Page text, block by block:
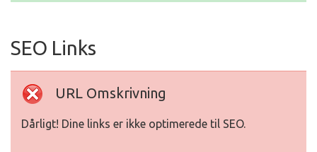
SEO Links
URL Omskrivning
Dårligt! Dine links er ikke optimerede til SEO.